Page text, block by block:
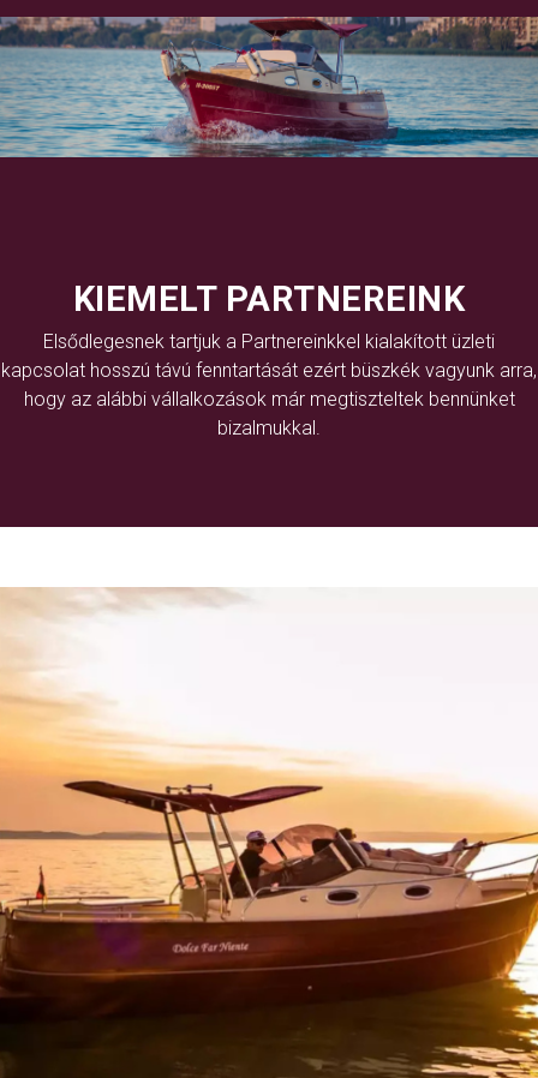
KIEMELT PARTNEREINK
Elsődlegesnek tartjuk a Partnereinkkel kialakított üzleti
kapcsolat hosszú távú fenntartását ezért büszkék vagyunk arra,
hogy az alábbi vállalkozások már megtiszteltek bennünket
bizalmukkal.